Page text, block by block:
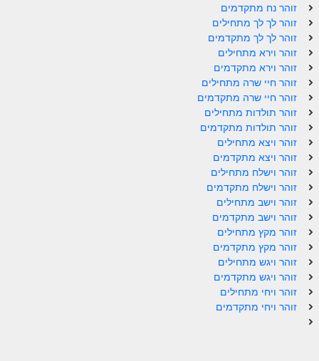
ספר הזוהר וירא מתקדמים
ספר הזוהר חיי שרה מתחילים
ספר הזוהר חיי שרה מתקדמים
ספר הזוהר תולדות מתחילים
ספר הזוהר ויצא מתחילים
ספר הזוהר ויצא מתקדמים
ספר הזוהר וישלח מתחילים
הזוהר הקדוש וישלח מתקדמים
הזוהר הקדוש וישב מתחילים
הזוהר הקדוש וישב מתקדמים
הזוהר הקדוש מקץ מתחילים
זוהר נח מתקדמים
זוהר לך לך מתחילים
זוהר לך לך מתקדמים
זוהר וירא מתחילים
זוהר וירא מתקדמים
זוהר חיי שרה מתחילים
זוהר חיי שרה מתקדמים
זוהר תולדות מתחילים
זוהר תולדות מתקדמים
זוהר ויצא מתחילים
זוהר ויצא מתקדמים
זוהר וישלח מתחילים
זוהר וישלח מתקדמים
זוהר וישב מתחילים
זוהר וישב מתקדמים
זוהר מקץ מתחילים
זוהר מקץ מתקדמים
זוהר ויגש מתחילים
זוהר ויגש מתקדמים
זוהר ויחי מתחילים
זוהר ויחי מתקדמים